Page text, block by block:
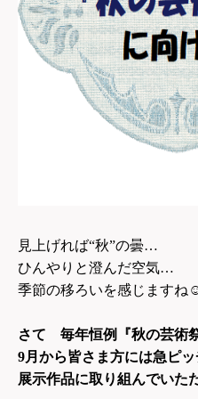
見上げれば“秋”の曇…
ひんやりと澄んだ空気…
季節の移ろいを感じますね
さて 毎年恒例『秋の芸術
9月から皆さま方には急ピ
展示作品に取り組んでいた